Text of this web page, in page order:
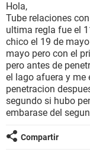
BIENESTAR
SEXUALIDAD
GLOSARIO
Hola,
Tube relaciones
ultima regla fue el
chico el 19 de
mayo pero con el
pero antes de
el lago afuera y me
penetracion
segundo si hubo
embarase del
Compartir